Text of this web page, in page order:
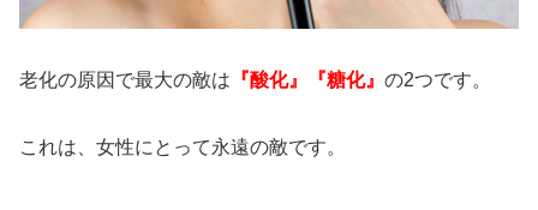
老化の原因で最大の敵は 『酸化』『糖化』 の2つです。
これは、女性にとって永遠の敵です。